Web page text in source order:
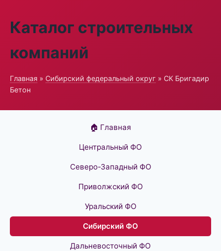
Каталог строительных
компаний
Главная » Сибирский федеральный округ » СК Бригадир
Бетон
🏠 Главная
Центральный ФО
Северо-Западный ФО
Приволжский ФО
Уральский ФО
Сибирский ФО
Дальневосточный ФО